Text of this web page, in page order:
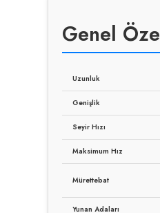
Genel
Uzunluk
Genişlik
Seyir Hızı
Maksimum Hız
Mürettebat
Yunan Adaları